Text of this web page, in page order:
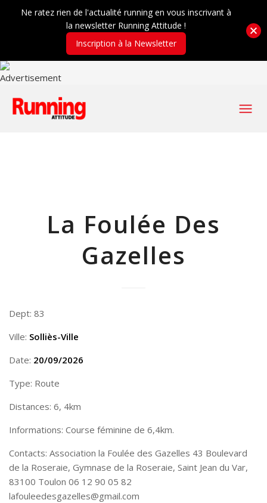
La Foulée Des
Gazelles
Dept: 83
Ville: Solliès-Ville
Date: 20/09/2026
Type: Route
Distances: 6, 4km
Informations: Course féminine de 6,4km.
Contacts: Association la Foulée des Gazelles 43 Boulevard
de la Roseraie, Gymnase de la Roseraie, Saint Jean du Var,
83100 Toulon 06 12 90 05 82
lafouleedesgazelles@gmail.com
Ne ratez rien de l'actualité running en vous inscrivant à
la newsletter Running Attitude !
Inscription à la Newsletter